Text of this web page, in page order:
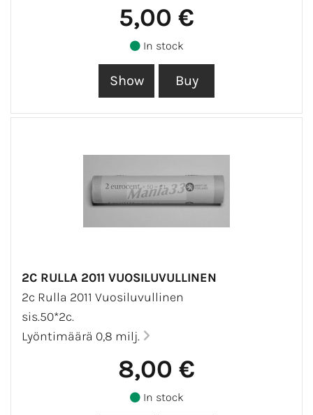
5,00 €
In stock
2C RULLA 2011 VUOSILUVULLINEN
2c Rulla 2011 Vuosiluvullinen
sis.50*2c.
Lyöntimäärä 0,8 milj.
8,00 €
In stock